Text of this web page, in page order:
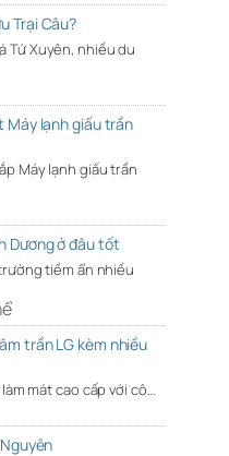
Trại Câu?
Tứ Xuyên, nhiều du
Máy lạnh giấu trần
Máy lạnh giấu trần
Dương ở đâu tốt
tiềm ẩn nhiều
trần LG kèm nhiều
mát cao cấp với cô…